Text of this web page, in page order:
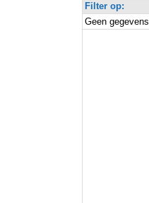
Filter op:
Geen gegevens